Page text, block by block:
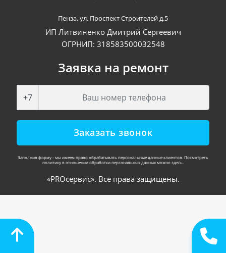
Пенза, ул. Проспект Строителей д.5
ИП Литвиненко Дмитрий Сергеевич
ОГРНИП: 318583500032548
Заявка на ремонт
+7
Заказать звонок
Заполнив форму - мы имеем право обрабатывать персональные данные клиентов. Посмотреть
политику в отношении обработки персональных данных можно здесь.
«PROсервис». Все права защищены.